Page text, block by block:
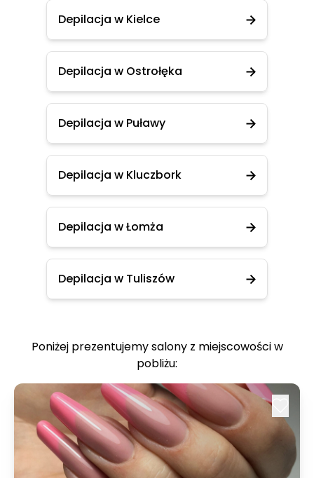
Depilacja w Kielce
Depilacja w Ostrołęka
Depilacja w Puławy
Depilacja w Kluczbork
Depilacja w Łomża
Depilacja w Tuliszów
Poniżej prezentujemy salony z miejscowości w
pobliżu: